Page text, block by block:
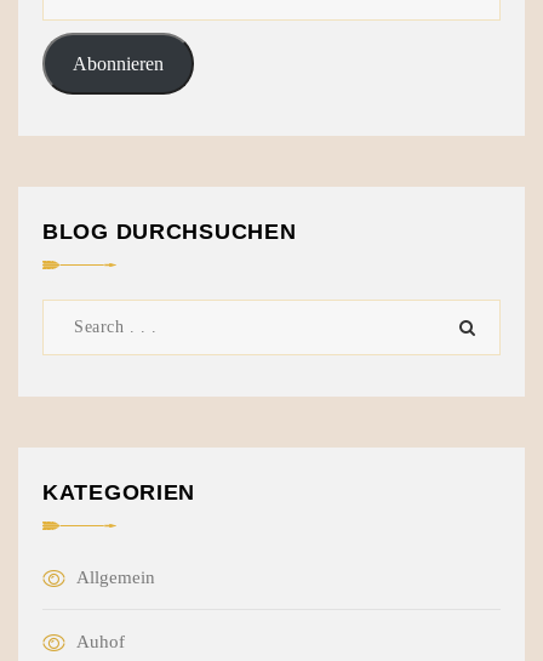
Abonnieren
BLOG DURCHSUCHEN
KATEGORIEN
Allgemein
Auhof